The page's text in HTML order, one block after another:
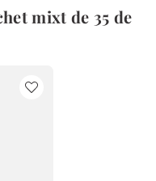
mixt de 35 de